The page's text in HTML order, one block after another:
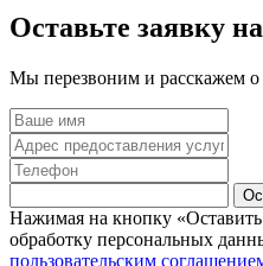
Оставьте заявку
Мы перезвоним и расскажем
Нажимая на кнопку «Оставить
обработку персональных
пользовательским